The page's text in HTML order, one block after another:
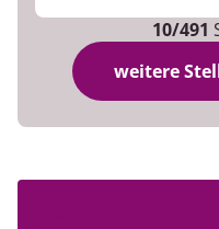
10/491
weitere